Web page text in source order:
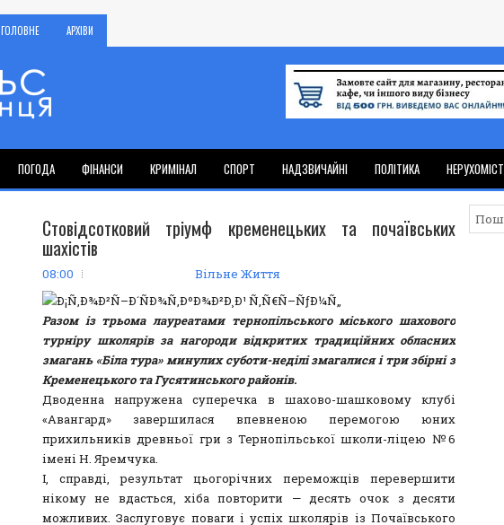
ГОЛОВНЕ АРХІВИ
ПОГОДА ФІНАНСИ КРИМІНАЛ СПОРТ НАДЗВИЧАЙНІ ПОЛІТИКА
Стовідсотковий тріумф кременецьких та почаївських
шахістів
08:00 Вільне Життя
Разом із трьома лауреатами тернопільського міського шахового
турніру школярів за нагороди відкритих традиційних обласних
змагань «Біла тура» минулих суботи-неділі змагалися і три збірні з
Кременецького та Гусятинського районів.
Дводенна напружена суперечка в шахово-шашковому клубі
«Авангард» завершилася впевненою перемогою юних
прихильників древньої гри з Тернопільської школи-ліцею №6
імені Н. Яремчука.
І, справді, результат цьогорічних переможців перевершити
нікому не вдасться, хіба повторити — десять очок з десяти
можливих. Заслуговує поваги і успіх школярів із Почаївського